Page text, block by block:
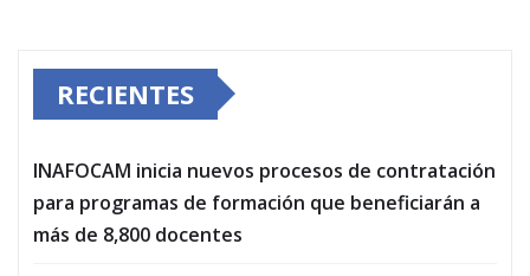
RECIENTES
INAFOCAM inicia nuevos procesos de contratación
para programas de formación que beneficiarán a
más de 8,800 docentes